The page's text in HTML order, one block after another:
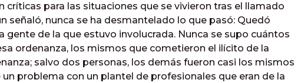
críticas para las situaciones que se vivieron tras el llamado
señaló, nunca se ha desmantelado lo que pasó: Quedó
gente de la que estuvo involucrada. Nunca se supo cuántos
ordenanza, los mismos que cometieron el ilícito de la
salvo dos personas, los demás fueron casi los mismos
problema con un plantel de profesionales que eran de la